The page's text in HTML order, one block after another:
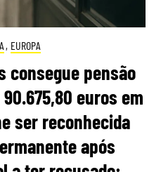
, EUROPA
consegue pensão
euros em
ser reconhecida
após